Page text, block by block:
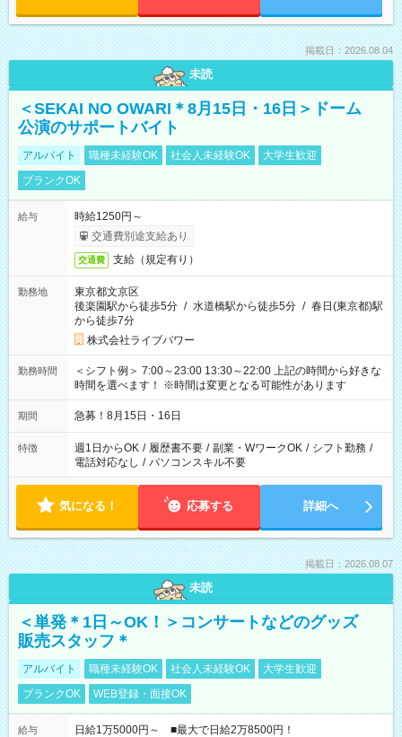
掲載日：2026.08.04
未読
＜SEKAI NO OWARI＊8月15日・16日＞ドーム
公演のサポートバイト
アルバイト 職種未経験OK 社会人未経験OK
大学生歓迎
ブランクOK
給与
時給1250円～
交通費別途支給あり
交通費 支給（規定有り）
勤務地
東京都文京区
後楽園駅から徒歩5分 / 水道橋駅から徒歩5分 / 春日(東京都)駅
から徒歩7分
株式会社ライブパワー
勤務時間
＜シフト例＞ 7:00～23:00 13:30～22:00 上記の時間から好きな
時間を選べます！ ※時間は変更となる可能性があります
期間 急募！8月15日・16日
特徴 週1日からOK / 履歴書不要 / 副業・WワークOK / シフト勤務 /
電話対応なし / パソコンスキル不要
気になる！ 応募する 詳細へ
掲載日：2026.08.07
未読
＜単発＊1日～OK！＞コンサートなどのグッズ
販売スタッフ＊
アルバイト 職種未経験OK 社会人未経験OK
大学生歓迎
ブランクOK
WEB登録・面接OK
給与 日給1万5000円～ ■最大で日給2万8500円！